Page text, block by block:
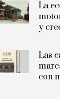
La
y
Las
con